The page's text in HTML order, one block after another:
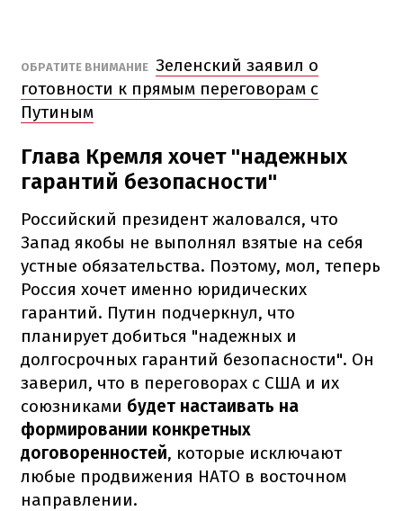
ОБРАТИТЕ ВНИМАНИЕ Зеленский заявил о
готовности к прямым переговорам с
Путиным
Глава Кремля хочет "надежных
гарантий безопасности"
Российский президент жаловался, что
Запад якобы не выполнял взятые на себя
устные обязательства. Поэтому, мол, теперь
Россия хочет именно юридических
гарантий. Путин подчеркнул, что
планирует добиться "надежных и
долгосрочных гарантий безопасности". Он
заверил, что в переговорах с США и их
союзниками будет настаивать на
формировании конкретных
договоренностей, которые исключают
любые продвижения НАТО в восточном
направлении.